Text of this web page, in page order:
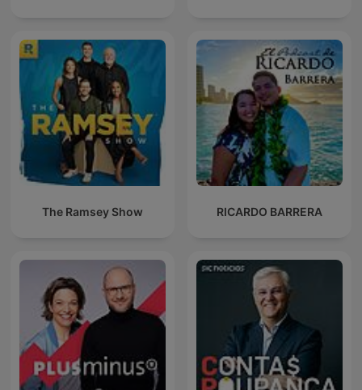
The Ramsey Show RICARDO BARRERA